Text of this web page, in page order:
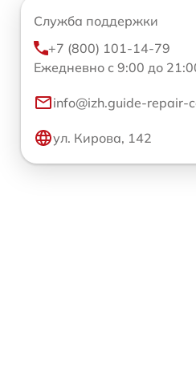
Служба поддержки
+7 (800) 101-14-79
Ежедневно с 9:00 до
info@izh.guide-repair-
ул. Кирова, 142